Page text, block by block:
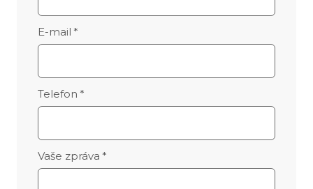
E-mail *
Telefon *
Vaše zpráva *